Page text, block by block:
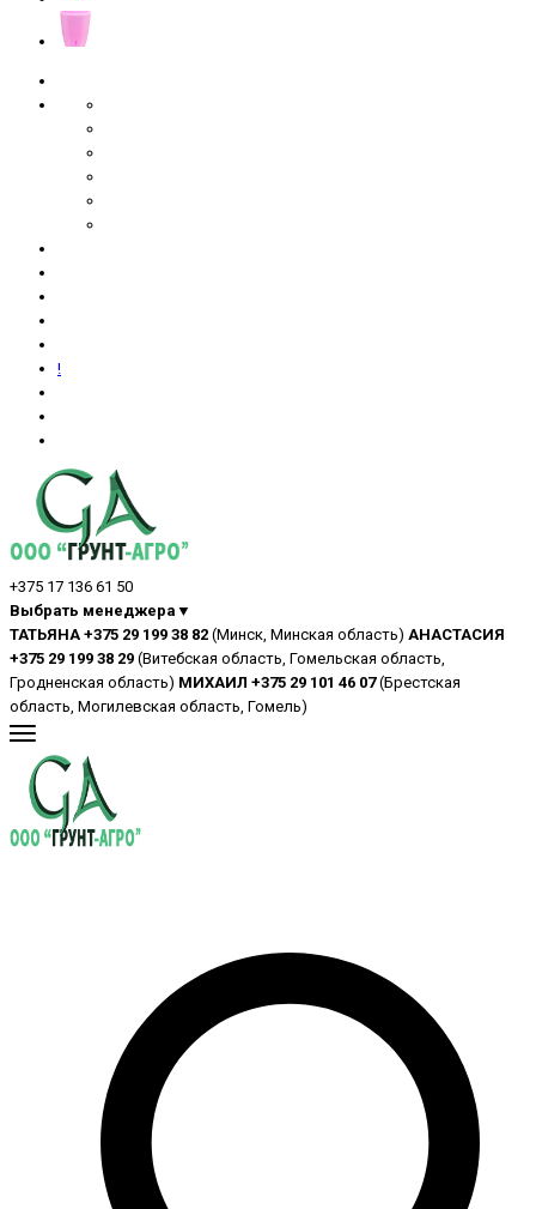
!
+375 17 136 61 50
Выбрать менеджера▼
ТАТЬЯНА +375 29 199 38 82 (Минск, Минская область) АНАСТАСИЯ
+375 29 199 38 29 (Витебская область, Гомельская область,
Гродненская область) МИХАИЛ +375 29 101 46 07(Брестская
область, Могилевская область, Гомель)